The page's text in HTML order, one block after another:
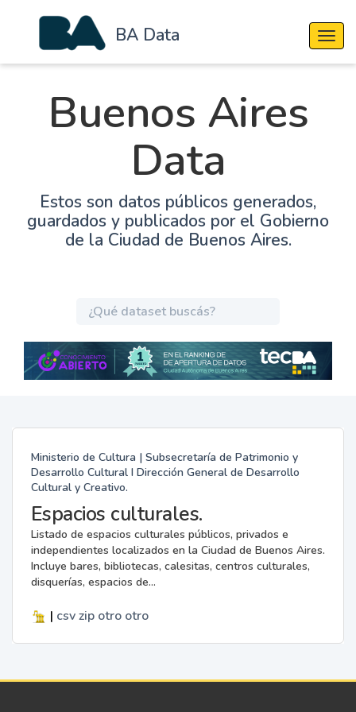
BA Data
Buenos Aires
Data
Estos son datos públicos generados,
guardados y publicados por el Gobierno
de la Ciudad de Buenos Aires.
Ministerio de Cultura | Subsecretaría de Patrimonio y
Desarrollo Cultural I Dirección General de Desarrollo
Cultural y Creativo.
Espacios culturales.
Listado de espacios culturales públicos, privados e
independientes localizados en la Ciudad de Buenos Aires.
Incluye bares, bibliotecas, calesitas, centros culturales,
disquerías, espacios de...
| csv zip otro otro